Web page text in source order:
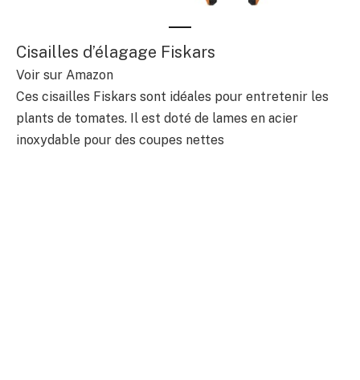
Cisailles d’élagage Fiskars
Voir sur Amazon
Ces cisailles Fiskars sont idéales pour entretenir les
plants de tomates. Il est doté de lames en acier
inoxydable pour des coupes nettes